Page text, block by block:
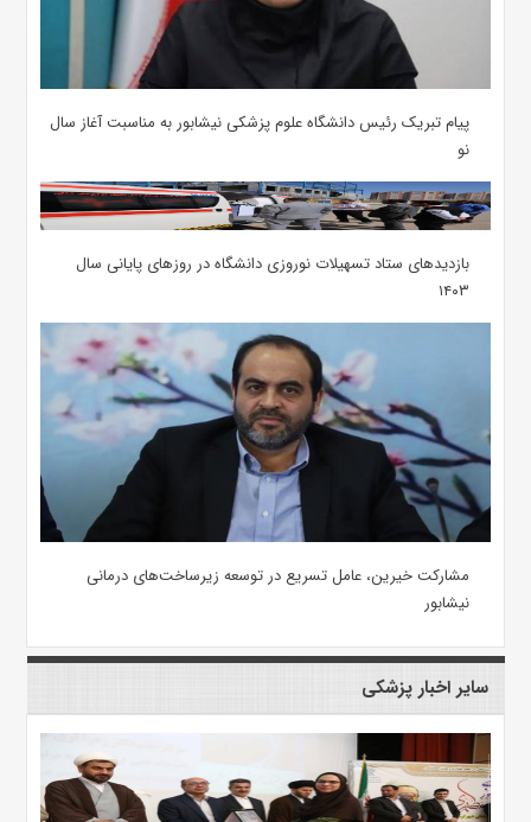
پیام تبریک رئیس دانشگاه علوم پزشکی نیشابور به مناسبت آغاز سال
نو
بازدیدهای ستاد تسهیلات نوروزی دانشگاه در روزهای پایانی سال
۱۴۰۳
مشارکت خیرین، عامل تسریع در توسعه زیرساخت‌های درمانی
نیشابور
سایر اخبار پزشکی